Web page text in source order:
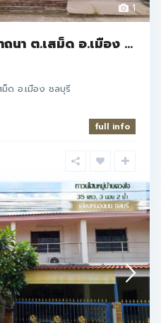
1
นา ต.เสม็ด อ.เมือง ...
ม็ด อ.เมือง ชลบุรี
full info